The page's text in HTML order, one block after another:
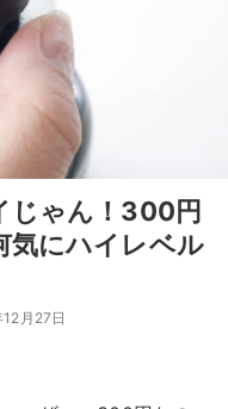
じゃん！300円
にハイレベル
月27日